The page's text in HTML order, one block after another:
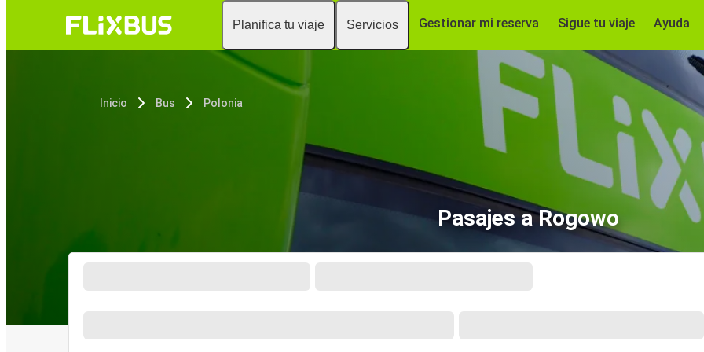
Planifica tu viaje Servicios Gestionar mi reserva Sigue tu viaje Ayuda
Inicio Bus Polonia
Pasajes a Rogowo